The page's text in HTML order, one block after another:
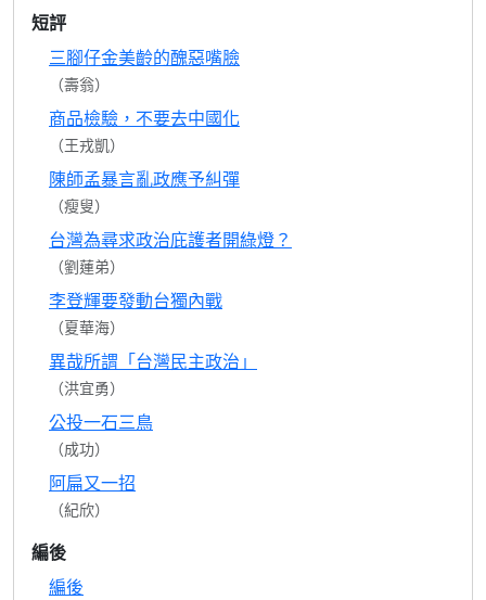
短評
三腳仔金美齡的醜惡嘴臉
（壽翁）
商品檢驗，不要去中國化
（王戎凱）
陳師孟暴言亂政應予糾彈
（瘦叟）
台灣為尋求政治庇護者開綠燈？
（劉蓮弟）
李登輝要發動台獨內戰
（夏華海）
異哉所謂「台灣民主政治」
（洪宜勇）
公投一石三鳥
（成功）
阿扁又一招
（紀欣）
編後
編後